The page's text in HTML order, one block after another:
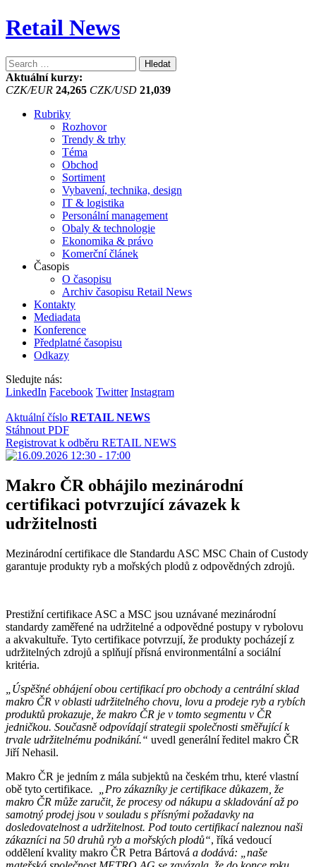
Retail News
Vyhledávání
Aktuální kurzy:
CZK/EUR 24,265 CZK/USD 21,039
Rubriky
Rozhovor
Trendy & trhy
Téma
Obchod
Sortiment
Vybavení, technika, design
IT & logistika
Personální management
Obaly & technologie
Ekonomika & právo
Komerční článek
Časopis
O časopisu
Archiv časopisu Retail News
Kontakty
Mediadata
Konference
Předplatné časopisu
Odkazy
Sledujte nás:
LinkedIn Facebook Twitter Instagram
Aktuální číslo RETAIL NEWS
Stáhnout PDF
Registrovat k odběru RETAIL NEWS
Makro ČR obhájilo mezinárodní
certifikaci potvrzující závazek k
udržitelnosti
Mezinárodní certifikace dle Standardu ASC MSC Chain of Custody
garantuje produkty ryb a mořských plodů z odpovědných zdrojů.
Prestižní certifikace ASC a MSC jsou uznávané mezinárodní
standardy zaměřené na udržitelné a odpovědné postupy v rybolovu
a akvakultuře. Tyto certifikace potvrzují, že produkty pocházejí z
udržitelných zdrojů a splňují přísná environmentální a sociální
kritéria.
„Úspěšné obhájení obou certifikací pro obchody a centrální sklad
makro ČR v oblasti udržitelného chovu, lovu a prodeje ryb a rybích
produktů prokazuje, že makro ČR je v tomto segmentu v ČR
jedničkou. Současně odpovídají strategii společnosti směřující k
trvale udržitelnému podnikání.“ uvedl generální ředitel makro ČR
Jiří Nehasil.
Makro ČR je jedním z mála subjektů na českém trhu, které vlastní
obě tyto certifikace. „Pro zákazníky je certifikace důkazem, že
makro ČR může zaručit, že procesy od nákupu a skladování až po
samotný prodej jsou v souladu s přísnými požadavky na
dosledovatelnost a udržitelnost. Pod touto certifikací naleznou naši
zákazníci na 50 druhů ryb a mořských plodů“, říká vedoucí
oddělení kvality makro ČR Petra Bártová a dodává: „naše